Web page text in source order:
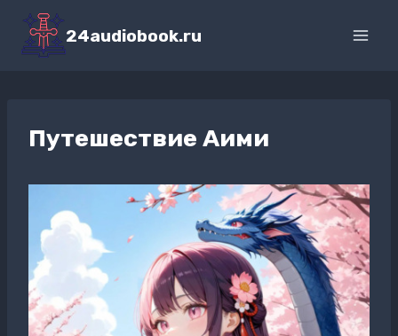
Перейти
содержимому
24audiobook.ru
Путешествие Аими